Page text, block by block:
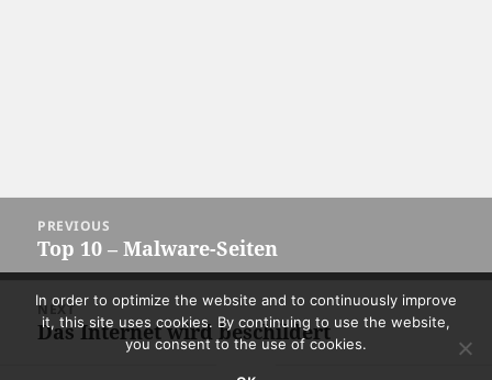
navigation
PREVIOUS
Previous
post:
Top 10 – Malware-Seiten
NEXT
Next
Das Internet wird beschildert
In order to optimize the website and to continuously improve
it, this site uses cookies. By continuing to use the website,
you consent to the use of cookies.